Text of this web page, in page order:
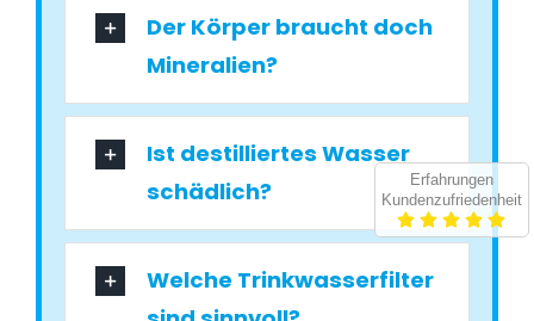
Der Körper braucht doch
Mineralien?
Ist destilliertes Wasser
schädlich?
Welche Trinkwasserfilter
Erfahrungen
Kundenzufriedenheit